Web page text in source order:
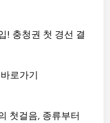
! 충청권 첫 경선 결
로가기
첫걸음, 종류부터